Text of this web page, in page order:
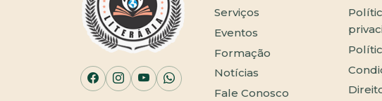
Serviços
Eventos
Formação
Notícias
Fale Conosco